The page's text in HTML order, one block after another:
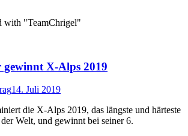
with "TeamChrigel"
X-Alps 2019
14. Juli 2019
die X-Alps 2019, das längste und härteste
Welt, und gewinnt bei seiner 6.